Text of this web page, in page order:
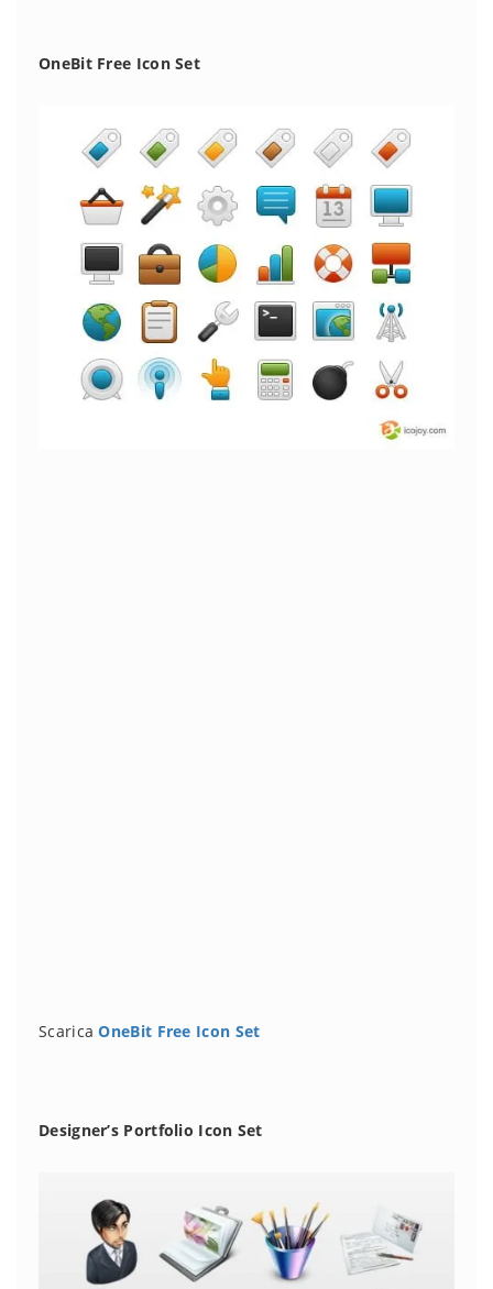
OneBit Free Icon Set
ScaricaOneBit Free Icon Set
Designer’s Portfolio Icon Set